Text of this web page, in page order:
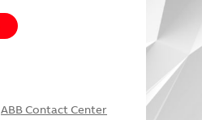
ABB Contact Center